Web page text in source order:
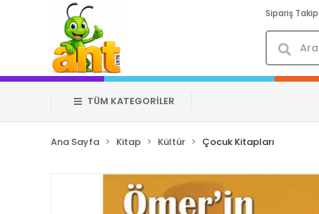
Sipariş Takip
TÜM KATEGORİLER
Ana Sayfa Kitap Kültür Çocuk Kitapları